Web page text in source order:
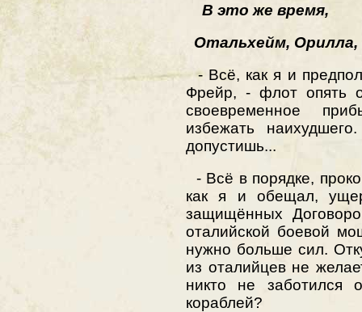
В это же время,
Отальхейм,
- Всё, как я и
Фрейр, - флот опять
своевременное
избежать
допустишь...
- Всё в порядке,
как я и обещал,
защищённых
оталийской боевой
нужно больше сил.
из оталийцев не
никто не заботился
кораблей?